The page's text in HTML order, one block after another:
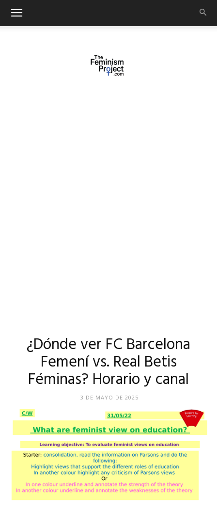
¿Dónde ver FC Barcelona
Femení vs. Real Betis
Féminas? Horario y canal
3 DE MAYO DE 2025